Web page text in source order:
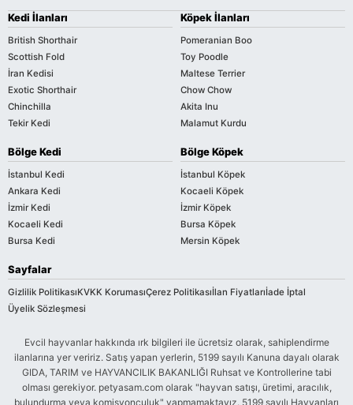
Kedi İlanları
British Shorthair
Scottish Fold
İran Kedisi
Exotic Shorthair
Chinchilla
Tekir Kedi
Köpek İlanları
Pomeranian Boo
Toy Poodle
Maltese Terrier
Chow Chow
Akita Inu
Malamut Kurdu
Bölge Kedi
İstanbul Kedi
Ankara Kedi
İzmir Kedi
Kocaeli Kedi
Bursa Kedi
Bölge Köpek
İstanbul Köpek
Kocaeli Köpek
İzmir Köpek
Bursa Köpek
Mersin Köpek
Sayfalar
Gizlilik PolitikasıKVKK KorumasıÇerez Politikasıİlan Fiyatlarıİade İptal
Üyelik Sözleşmesi
Evcil hayvanlar hakkında ırk bilgileri ile ücretsiz olarak, sahiplendirme
ilanlarına yer veririz. Satış yapan yerlerin, 5199 sayılı Kanuna dayalı olarak
GIDA, TARIM ve HAYVANCILIK BAKANLIĞI Ruhsat ve Kontrollerine tabi
olması gerekiyor. petyasam.com olarak "hayvan satışı, üretimi, aracılık,
bulundurma veya komisyonculuk" yapmamaktayız. 5199 sayılı Hayvanları